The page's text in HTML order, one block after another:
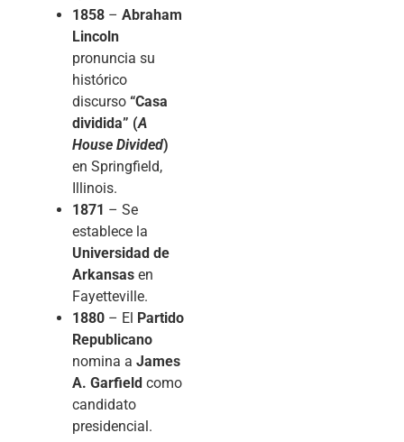
1858 – Abraham
Lincoln
pronuncia su
histórico
discurso “Casa
dividida” (A
House Divided)
en Springfield,
Illinois.
1871 – Se
establece la
Universidad de
Arkansas en
Fayetteville.
1880 – El Partido
Republicano
nomina a James
A. Garfield como
candidato
presidencial.